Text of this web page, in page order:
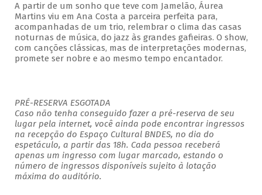
A partir de um sonho que teve com Jamelão, Áurea
Martins viu em Ana Costa a parceira perfeita para,
acompanhadas de um trio, relembrar o clima das casas
noturnas de música, do jazz às grandes gafieiras. O show,
com canções clássicas, mas de interpretações modernas,
promete ser nobre e ao mesmo tempo encantador.
PRÉ-RESERVA ESGOTADA
Caso não tenha conseguido fazer a pré-reserva de seu
lugar pela internet, você ainda pode encontrar ingressos
na recepção do Espaço Cultural BNDES, no dia do
espetáculo, a partir das 18h. Cada pessoa receberá
apenas um ingresso com lugar marcado, estando o
número de ingressos disponíveis sujeito à lotação
máxima do auditório.